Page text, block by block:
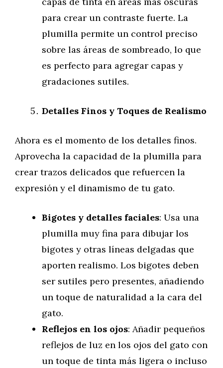
para crear un contraste fuerte. La
plumilla permite un control preciso
sobre las áreas de sombreado, lo que
es perfecto para agregar capas y
gradaciones sutiles.
Detalles Finos y Toques de Realismo
Ahora es el momento de los detalles finos.
Aprovecha la capacidad de la plumilla para
crear trazos delicados que refuercen la
expresión y el dinamismo de tu gato.
Bigotes y detalles faciales: Usa una
plumilla muy fina para dibujar los
bigotes y otras líneas delgadas que
aporten realismo. Los bigotes deben
ser sutiles pero presentes, añadiendo
un toque de naturalidad a la cara del
gato.
Reflejos en los ojos: Añadir pequeños
reflejos de luz en los ojos del gato con
un toque de tinta más ligera o incluso